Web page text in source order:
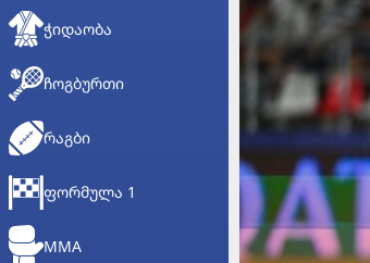
ᲭᲘᲓᲐᲝᲑᲐ
ᲩᲝᲒᲑᲣᲠᲗᲘ
ᲠᲐᲒᲑᲘ
ᲤᲝᲠᲛᲣᲚᲐ 1
MMA